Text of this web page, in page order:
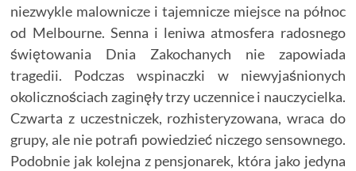
niezwykle malownicze i tajemnicze miejsce na północ
od Melbourne. Senna i leniwa atmosfera radosnego
świętowania Dnia Zakochanych nie zapowiada
tragedii. Podczas wspinaczki w niewyjaśnionych
okolicznościach zaginęły trzy uczennice i nauczycielka.
Czwarta z uczestniczek, rozhisteryzowana, wraca do
grupy, ale nie potrafi powiedzieć niczego sensownego.
Podobnie jak kolejna z pensjonarek, która jako jedyna